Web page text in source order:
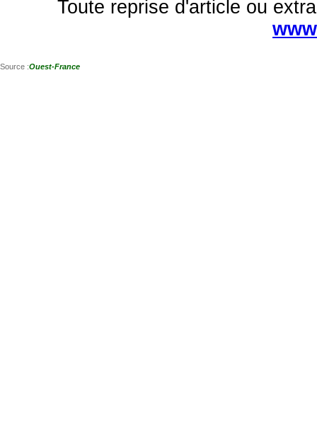
Toute reprise d'article ou
Source :Ouest-France